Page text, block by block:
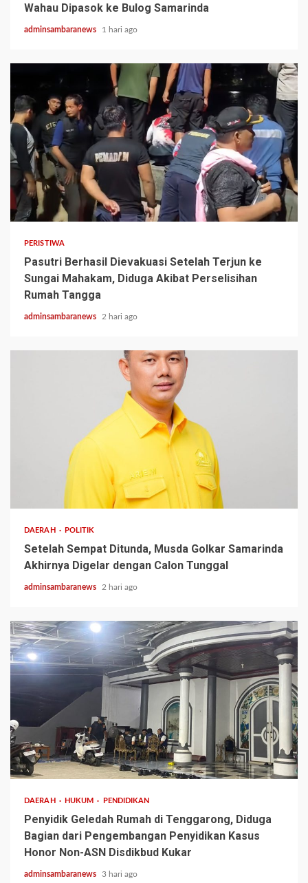
Wahau Dipasok ke Bulog Samarinda
adminsambaranews 1 hari ago
2 min read
PERISTIWA
Pasutri Berhasil Dievakuasi Setelah Terjun ke
Sungai Mahakam, Diduga Akibat Perselisihan
Rumah Tangga
adminsambaranews 2 hari ago
DAERAH POLITIK
Setelah Sempat Ditunda, Musda Golkar Samarinda
Akhirnya Digelar dengan Calon Tunggal
adminsambaranews 2 hari ago
3 min read
DAERAH HUKUM PENDIDIKAN
Penyidik Geledah Rumah di Tenggarong, Diduga
Bagian dari Pengembangan Penyidikan Kasus
Honor Non-ASN Disdikbud Kukar
adminsambaranews 3 hari ago